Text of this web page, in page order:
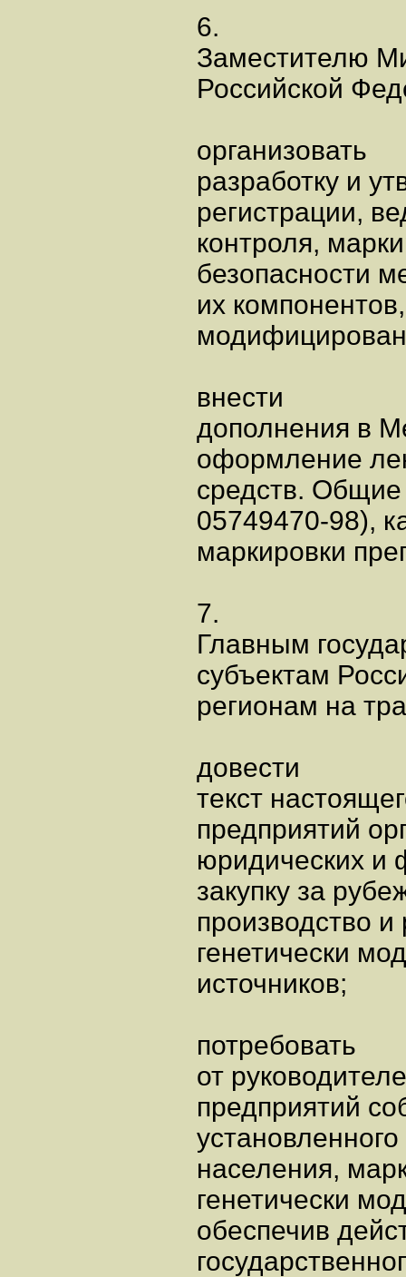
6.
Заместителю
Российской
организовать
разработку и
регистрации,
контроля,
безопасности
их
внести
дополнения в
оформление
средств.
05749470-98),
маркировки
7.
Главным
субъектам
регионам на
довести
текст
предприятий
юридических и
закупку за
производство
генетически
источников;
потребовать
от
предприятий
населения,
генетически
обеспечив